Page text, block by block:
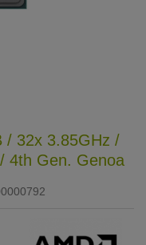
/ 32x 3.85GHz /
4th Gen. Genoa